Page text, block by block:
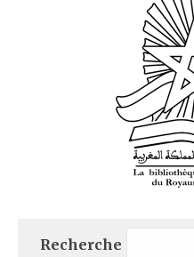
Recherche